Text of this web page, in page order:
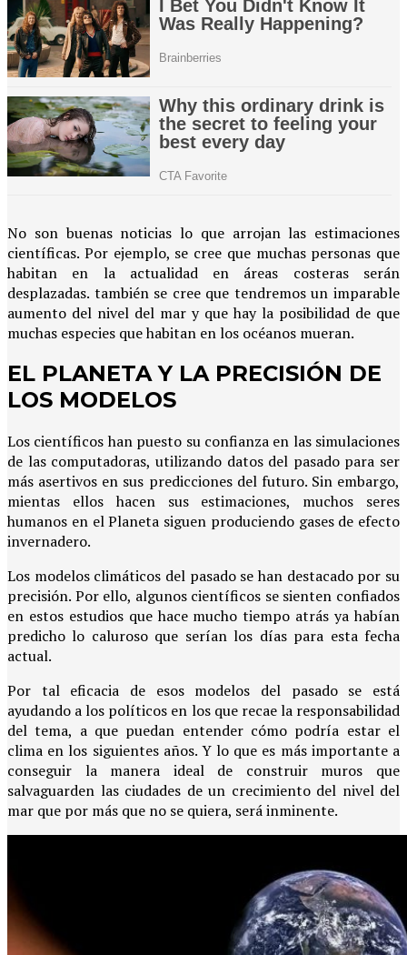
No son buenas noticias lo que arrojan las estimaciones
científicas. Por ejemplo, se cree que muchas personas que
habitan en la actualidad en áreas costeras serán
desplazadas. también se cree que tendremos un imparable
aumento del nivel del mar y que hay la posibilidad de que
muchas especies que habitan en los océanos mueran.
EL PLANETA Y LA PRECISIÓN DE
LOS MODELOS
Los científicos han puesto su confianza en las simulaciones
de las computadoras, utilizando datos del pasado para ser
más asertivos en sus predicciones del futuro. Sin embargo,
mientas ellos hacen sus estimaciones, muchos seres
humanos en el Planeta siguen produciendo gases de efecto
invernadero.
Los modelos climáticos del pasado se han destacado por su
precisión. Por ello, algunos científicos se sienten confiados
en estos estudios que hace mucho tiempo atrás ya habían
predicho lo caluroso que serían los días para esta fecha
actual.
Por tal eficacia de esos modelos del pasado se está
ayudando a los políticos en los que recae la responsabilidad
del tema, a que puedan entender cómo podría estar el
clima en los siguientes años. Y lo que es más importante a
conseguir la manera ideal de construir muros que
salvaguarden las ciudades de un crecimiento del nivel del
mar que por más que no se quiera, será inminente.